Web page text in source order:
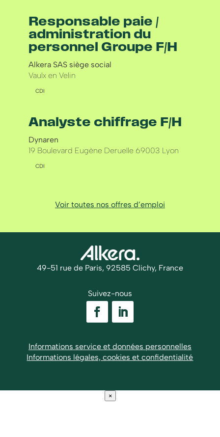
Responsable paie /
administration du
personnel Groupe F/H
Alkera SAS siège social
Vaulx en Velin
CDI
Analyste chiffrage F/H
Dynaren
19 Boulevard Eugène Deruelle 69003 Lyon
CDI
Voir toutes nos offres d’emploi
49-51 rue de Paris, 92585 Clichy, France
Suivez-nous
Informations service et données personnelles
Informations légales, cookies et confidentialité
×